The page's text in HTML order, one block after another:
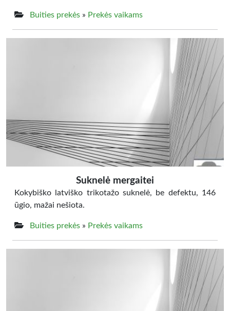
Buities prekės » Prekės vaikams
Suknelė mergaitei
Kokybiško latviško trikotažo suknelė, be defektu, 146
ūgio, mažai nešiota.
Buities prekės » Prekės vaikams